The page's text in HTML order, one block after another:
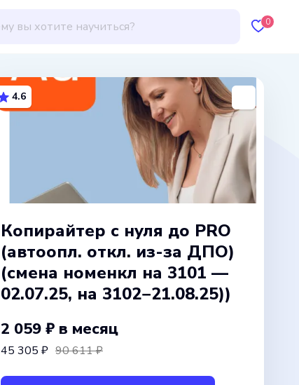
0
4.6
Копирайтер с нуля до PRO
(автоопл. откл. из-за ДПО)
(смена номенкл на 3101 —
02.07.25, на 3102−21.08.25))
2 059 ₽ в месяц
45 305 ₽ 90 611 ₽